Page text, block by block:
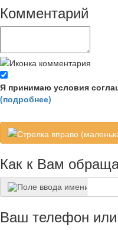
Комментарий
Я принимаю условия
(подробнее)
Как к Вам
Ваш телефон